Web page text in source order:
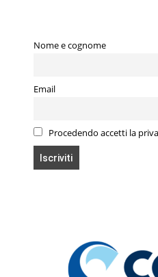
Nome e cognome
Email
Procedendo accetti la